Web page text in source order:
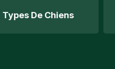
Types De Chiens